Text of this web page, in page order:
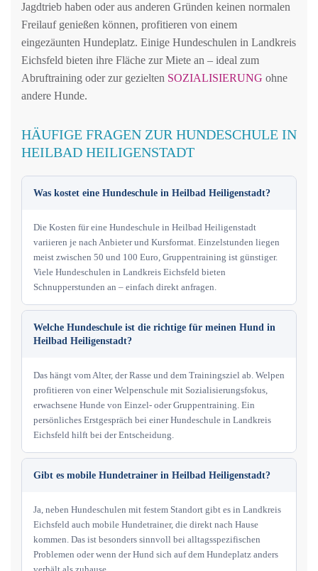
Jagdtrieb haben oder aus anderen Gründen keinen normalen
Freilauf genießen können, profitieren von einem
eingezäunten Hundeplatz. Einige Hundeschulen in Landkreis
Eichsfeld bieten ihre Fläche zur Miete an – ideal zum
Abruftraining oder zur gezielten SOZIALISIERUNG ohne
andere Hunde.
HÄUFIGE FRAGEN ZUR HUNDESCHULE IN
HEILBAD HEILIGENSTADT
Was kostet eine Hundeschule in Heilbad Heiligenstadt?
Die Kosten für eine Hundeschule in Heilbad Heiligenstadt
variieren je nach Anbieter und Kursformat. Einzelstunden liegen
meist zwischen 50 und 100 Euro, Gruppentraining ist günstiger.
Viele Hundeschulen in Landkreis Eichsfeld bieten
Schnupperstunden an – einfach direkt anfragen.
Welche Hundeschule ist die richtige für meinen Hund in
Heilbad Heiligenstadt?
Das hängt vom Alter, der Rasse und dem Trainingsziel ab. Welpen
profitieren von einer Welpenschule mit Sozialisierungsfokus,
erwachsene Hunde von Einzel- oder Gruppentraining. Ein
persönliches Erstgespräch bei einer Hundeschule in Landkreis
Eichsfeld hilft bei der Entscheidung.
Gibt es mobile Hundetrainer in Heilbad Heiligenstadt?
Ja, neben Hundeschulen mit festem Standort gibt es in Landkreis
Eichsfeld auch mobile Hundetrainer, die direkt nach Hause
kommen. Das ist besonders sinnvoll bei alltagsspezifischen
Problemen oder wenn der Hund sich auf dem Hundeplatz anders